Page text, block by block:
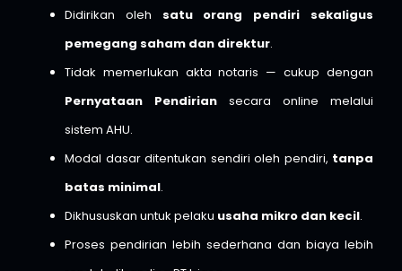
Didirikan oleh satu orang pendiri sekaligus
pemegang saham dan direktur.
Tidak memerlukan akta notaris — cukup dengan
Pernyataan Pendirian secara online melalui
sistem AHU.
Modal dasar ditentukan sendiri oleh pendiri, tanpa
batas minimal.
Dikhususkan untuk pelaku usaha mikro dan kecil.
Proses pendirian lebih sederhana dan biaya lebih